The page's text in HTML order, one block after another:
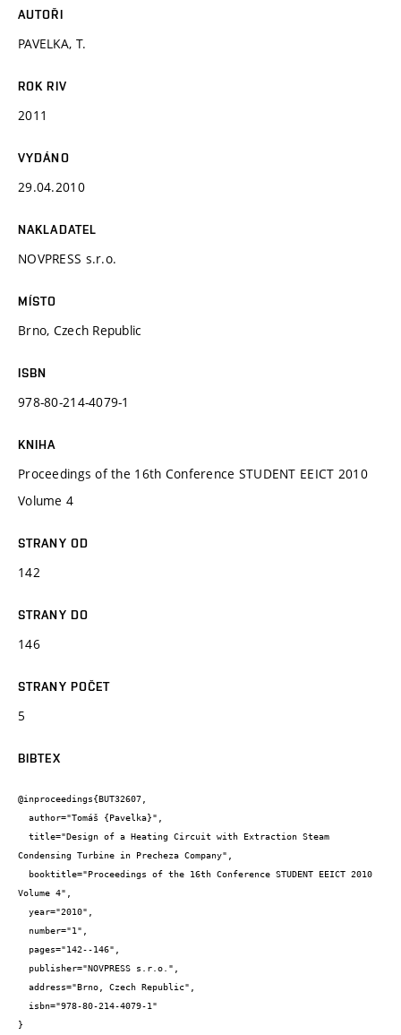
AUTOŘI
PAVELKA, T.
ROK RIV
2011
VYDÁNO
29.04.2010
NAKLADATEL
NOVPRESS s.r.o.
MÍSTO
Brno, Czech Republic
ISBN
978-80-214-4079-1
KNIHA
Proceedings of the 16th Conference STUDENT EEICT 2010
Volume 4
STRANY OD
142
STRANY DO
146
STRANY POČET
5
BIBTEX
@inproceedings{BUT32607,
Condensing Turbine in Precheza Company",
Volume 4",
}